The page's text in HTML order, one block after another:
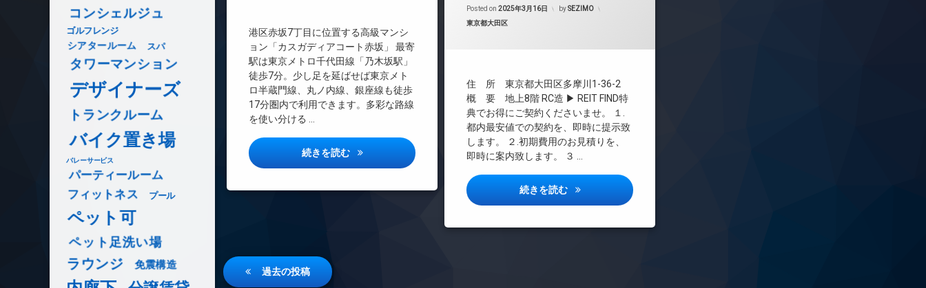
港区赤坂7丁目に位置する高級マンシ
ョン「カスガディアコート赤坂」 最寄
駅は東京メトロ千代田線「乃木坂駅」
徒歩7分。少し足を延ばせば東京メト
ロ半蔵門線、丸ノ内線、銀座線も徒歩
17分圏内で利用できます。多彩な路線
を使い分ける …
続きを読む カスガディアコート赤坂詳しい情報
インターネット無料
エレベーター
オートロック
デザイナーズ
宅配ボックス
敷地内ゴミ置き場
Posted on 2025年3月16日 bySEZIMO
カテゴリー:
東京都大田区
住 所 東京都大田区多摩川1-36-2
概 要 地上8階 RC造 ▶ REIT FIND特
典でお得にご契約くださいませ。 １.
都内最安値での契約を、即時に提示致
します。 ２.初期費用のお見積りを、
即時に案内致します。 ３ …
続きを読む エスレジデンス矢口渡アグリッター詳しい情報
REIT系ブランドマンション
オートロック
デザイナーズ
バイク置き場
ペット可
宅配ボックス
敷地内ゴミ置き場
防犯カメラ
投
過去の投稿
コンシェルジュ
ゴルフレンジ
シアタールーム スパ
タワーマンション
デザイナーズ
トランクルーム
バイク置き場
バレーサービス
パーティールーム
フィットネス プール
ペット可
ペット足洗い場
ラウンジ 免震構造